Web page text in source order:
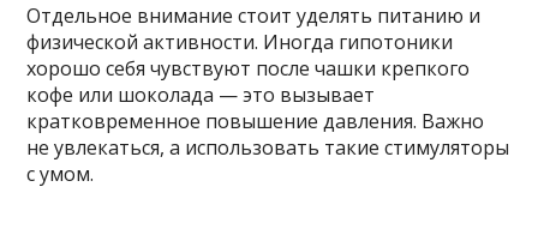
Отдельное внимание стоит уделять питанию и
физической активности. Иногда гипотоники
хорошо себя чувствуют после чашки крепкого
кофе или шоколада — это вызывает
кратковременное повышение давления. Важно
не увлекаться, а использовать такие стимуляторы
с умом.